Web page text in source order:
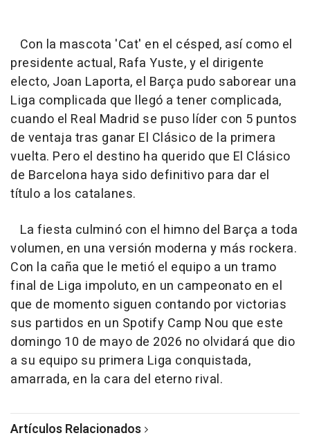
Con la mascota 'Cat' en el césped, así como el
presidente actual, Rafa Yuste, y el dirigente
electo, Joan Laporta, el Barça pudo saborear una
Liga complicada que llegó a tener complicada,
cuando el Real Madrid se puso líder con 5 puntos
de ventaja tras ganar El Clásico de la primera
vuelta. Pero el destino ha querido que El Clásico
de Barcelona haya sido definitivo para dar el
título a los catalanes.
La fiesta culminó con el himno del Barça a toda
volumen, en una versión moderna y más rockera.
Con la caña que le metió el equipo a un tramo
final de Liga impoluto, en un campeonato en el
que de momento siguen contando por victorias
sus partidos en un Spotify Camp Nou que este
domingo 10 de mayo de 2026 no olvidará que dio
a su equipo su primera Liga conquistada,
amarrada, en la cara del eterno rival.
Artículos Relacionados